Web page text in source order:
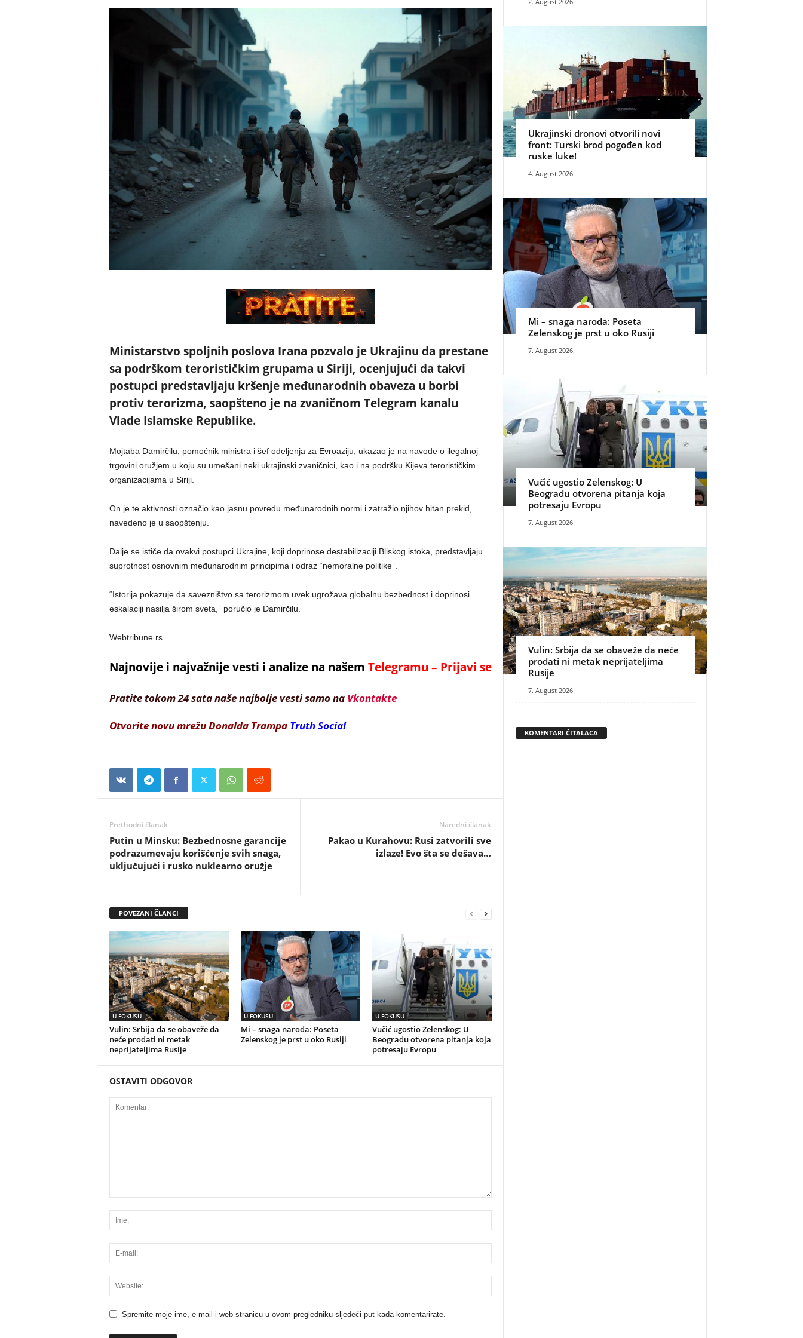
Ministarstvo spoljnih poslova Irana pozvalo je Ukrajinu da prestane
sa podrškom terorističkim grupama u Siriji, ocenjujući da takvi
postupci predstavljaju kršenje međunarodnih obaveza u borbi
protiv terorizma, saopšteno je na zvaničnom Telegram kanalu
Vlade Islamske Republike.
Mojtaba Damirčilu, pomoćnik ministra i šef odeljenja za Evroaziju, ukazao je na navode o ilegalnoj
trgovini oružjem u koju su umešani neki ukrajinski zvaničnici, kao i na podršku Kijeva terorističkim
organizacijama u Siriji.
On je te aktivnosti označio kao jasnu povredu međunarodnih normi i zatražio njihov hitan prekid,
navedeno je u saopštenju.
Dalje se ističe da ovakvi postupci Ukrajine, koji doprinose destabilizaciji Bliskog istoka, predstavljaju
suprotnost osnovnim međunarodnim principima i odraz “nemoralne politike”.
“Istorija pokazuje da savezništvo sa terorizmom uvek ugrožava globalnu bezbednost i doprinosi
eskalaciji nasilja širom sveta,” poručio je Damirčilu.
Webtribune.rs
Najnovije i najvažnije vesti i analize na našem Telegramu – Prijavi se
Pratite tokom 24 sata naše najbolje vesti samo na Vkontakte
Otvorite novu mrežu Donalda Trampa Truth Social
Prethodni članak
Putin u Minsku: Bezbednosne garancije
podrazumevaju korišćenje svih snaga,
uključujući i rusko nuklearno oružje
Naredni članak
Pakao u Kurahovu: Rusi zatvorili sve
izlaze! Evo šta se dešava…
POVEZANI ČLANCI
U FOKUSU
Vulin: Srbija da se obaveže da
neće prodati ni metak
neprijateljima Rusije
U FOKUSU
Mi – snaga naroda: Poseta
Zelenskog je prst u oko Rusiji
U FOKUSU
Vučić ugostio Zelenskog: U
Beogradu otvorena pitanja koja
potresaju Evropu
OSTAVITI ODGOVOR
Spremite moje ime, e-mail i web stranicu u ovom pregledniku sljedeći put kada komentarirate.
Ukrajinski dronovi otvorili novi
front: Turski brod pogođen kod
ruske luke!
4. August 2026.
Mi – snaga naroda: Poseta
Zelenskog je prst u oko Rusiji
7. August 2026.
Vučić ugostio Zelenskog: U
Beogradu otvorena pitanja koja
potresaju Evropu
7. August 2026.
Vulin: Srbija da se obaveže da neće
prodati ni metak neprijateljima
Rusije
7. August 2026.
KOMENTARI ČITALACA